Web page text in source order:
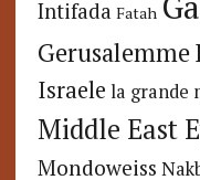
Intifada Fatah
Gerusalemme
Israele la grande
Middle East
Mondoweiss